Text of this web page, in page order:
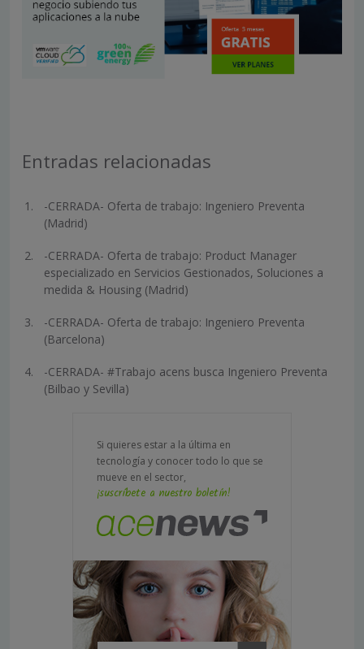
Entradas relacionadas
-CERRADA- Oferta de trabajo: Ingeniero Preventa
(Madrid)
-CERRADA- Oferta de trabajo: Product Manager
especializado en Servicios Gestionados, Soluciones a
medida & Housing (Madrid)
-CERRADA- Oferta de trabajo: Ingeniero Preventa
(Barcelona)
-CERRADA- #Trabajo acens busca Ingeniero Preventa
(Bilbao y Sevilla)
Si quieres estar a la última en
tecnología y conocer todo lo que se
mueve en el sector,
¡suscríbete a nuestro boletín!